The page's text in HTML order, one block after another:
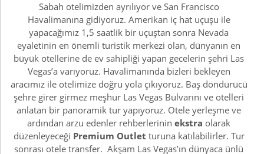
Sabah otelimizden ayrılıyor ve San Francisco
Havalimanına gidiyoruz. Amerikan iç hat uçuşu ile
yapacağımız 1,5 saatlik bir uçuştan sonra Nevada
eyaletinin en önemli turistik merkezi olan, dünyanın en
büyük otellerine de ev sahipliği yapan gecelerin şehri Las
Vegas’a varıyoruz. Havalimanında bizleri bekleyen
aracımız ile otelimize doğru yola çıkıyoruz. Baş döndürücü
şehre girer girmez meşhur Las Vegas Bulvarını ve otelleri
anlatan bir panoramik tur yapıyoruz. Otele yerleşme ve
ardından arzu edenler rehberlerinin ekstra olarak
düzenleyeceği Premium Outlet turuna katılabilirler. Tur
sonrası otele transfer. Akşam Las Vegas’ın dünyaca ünlü